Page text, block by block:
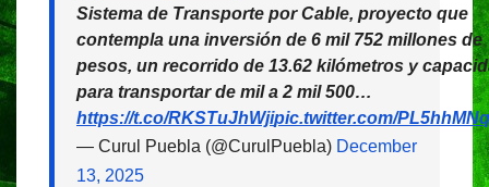
Sistema de Transporte por Cable, proyecto que
contempla una inversión de 6 mil 752 millones de
pesos, un recorrido de 13.62 kilómetros y
para transportar de mil a 2 mil 500…
https://t.co/RKSTuJhWjipic.twitter.com/
— Curul Puebla (@CurulPuebla) December
13, 2025